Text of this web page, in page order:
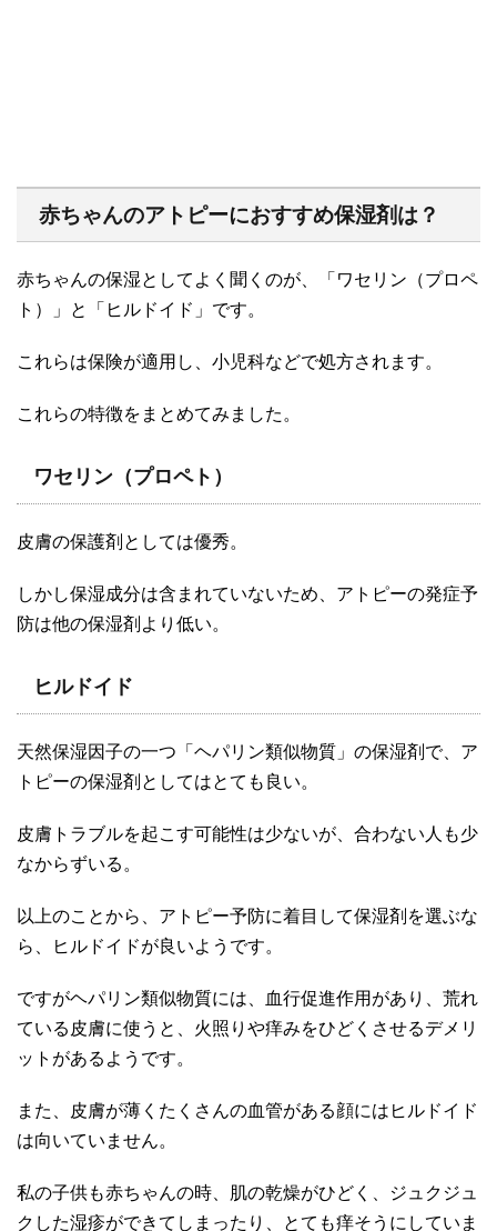
赤ちゃんのアトピーにおすすめ保湿剤は？
赤ちゃんの保湿としてよく聞くのが、「ワセリン（プロペ
ト）」と「ヒルドイド」です。
これらは保険が適用し、小児科などで処方されます。
これらの特徴をまとめてみました。
ワセリン（プロペト）
皮膚の保護剤としては優秀。
しかし保湿成分は含まれていないため、アトピーの発症予
防は他の保湿剤より低い。
ヒルドイド
天然保湿因子の一つ「ヘパリン類似物質」の保湿剤で、ア
トピーの保湿剤としてはとても良い。
皮膚トラブルを起こす可能性は少ないが、合わない人も少
なからずいる。
以上のことから、アトピー予防に着目して保湿剤を選ぶな
ら、ヒルドイドが良いようです。
ですがヘパリン類似物質には、血行促進作用があり、荒れ
ている皮膚に使うと、火照りや痒みをひどくさせるデメリ
ットがあるようです。
また、皮膚が薄くたくさんの血管がある顔にはヒルドイド
は向いていません。
私の子供も赤ちゃんの時、肌の乾燥がひどく、ジュクジュ
クした湿疹ができてしまったり、とても痒そうにしていま